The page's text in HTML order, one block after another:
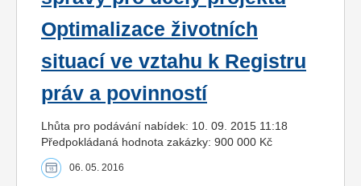
Optimalizace životních
situací ve vztahu k Registru
práv a povinností
Lhůta pro podávání nabídek: 10. 09. 2015 11:18
Předpokládaná hodnota zakázky: 900 000 Kč
06. 05. 2016